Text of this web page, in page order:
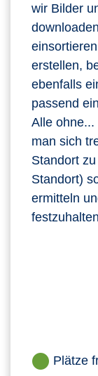
wir Bilder
erstellen,
ebenfalls
passend
Alle ohne...
man sich
Standort
Standort)
ermitteln
Plätze